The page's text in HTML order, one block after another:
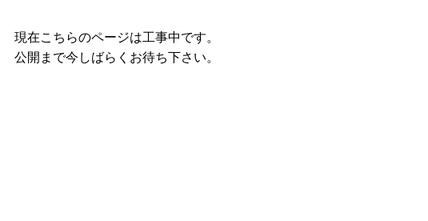
現在こちらのページは工事中です。
公開まで今しばらくお待ち下さい。